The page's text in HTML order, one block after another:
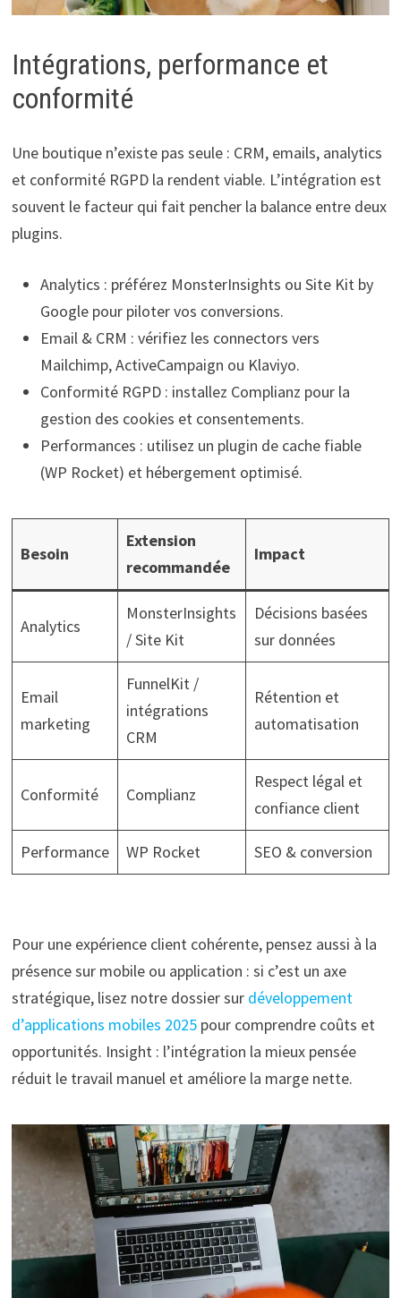
Intégrations, performance et
conformité
Une boutique n’existe pas seule : CRM, emails, analytics
et conformité RGPD la rendent viable. L’intégration est
souvent le facteur qui fait pencher la balance entre deux
plugins.
Analytics : préférez MonsterInsights ou Site Kit by
Google pour piloter vos conversions.
Email & CRM : vérifiez les connectors vers
Mailchimp, ActiveCampaign ou Klaviyo.
Conformité RGPD : installez Complianz pour la
gestion des cookies et consentements.
Performances : utilisez un plugin de cache fiable
(WP Rocket) et hébergement optimisé.
Besoin
Extension
recommandée
Impact
Analytics
MonsterInsights
/ Site Kit
Décisions basées
sur données
Email
marketing
FunnelKit /
intégrations
CRM
Rétention et
automatisation
Conformité Complianz
Respect légal et
confiance client
Performance WP Rocket SEO & conversion
Pour une expérience client cohérente, pensez aussi à la
présence sur mobile ou application : si c’est un axe
stratégique, lisez notre dossier sur développement
d’applications mobiles 2025pour comprendre coûts et
opportunités. Insight : l’intégration la mieux pensée
réduit le travail manuel et améliore la marge nette.